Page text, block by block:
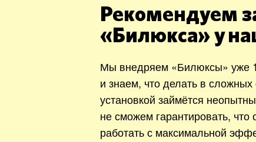
Рекомендуем
«Билюкса» у
Мы внедряем «Билюксы» уже
и знаем, что делать в
установкой займётся
не сможем гарантировать, что
работать с максимальной